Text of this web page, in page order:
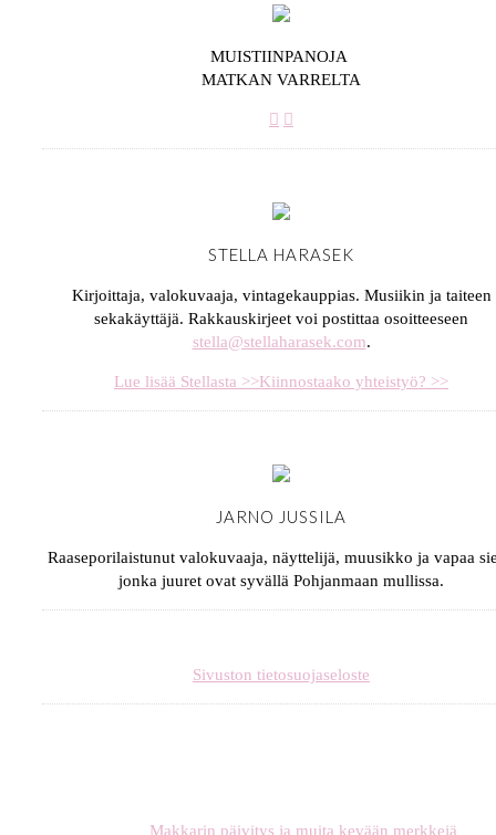
MUISTIINPANOJA
MATKAN VARRELTA
STELLA HARASEK
Kirjoittaja, valokuvaaja, vintagekauppias. Musiikin ja taiteen
sekakäyttäjä. Rakkauskirjeet voi postittaa osoitteeseen
stella@stellaharasek.com.
Lue lisää Stellasta >>Kiinnostaako yhteistyö? >>
JARNO JUSSILA
Raaseporilaistunut valokuvaaja, näyttelijä, muusikko ja vapaa
jonka juuret ovat syvällä Pohjanmaan mullissa.
Sivuston tietosuojaseloste
Makkarin päivitys ja muita kevään merkkejä